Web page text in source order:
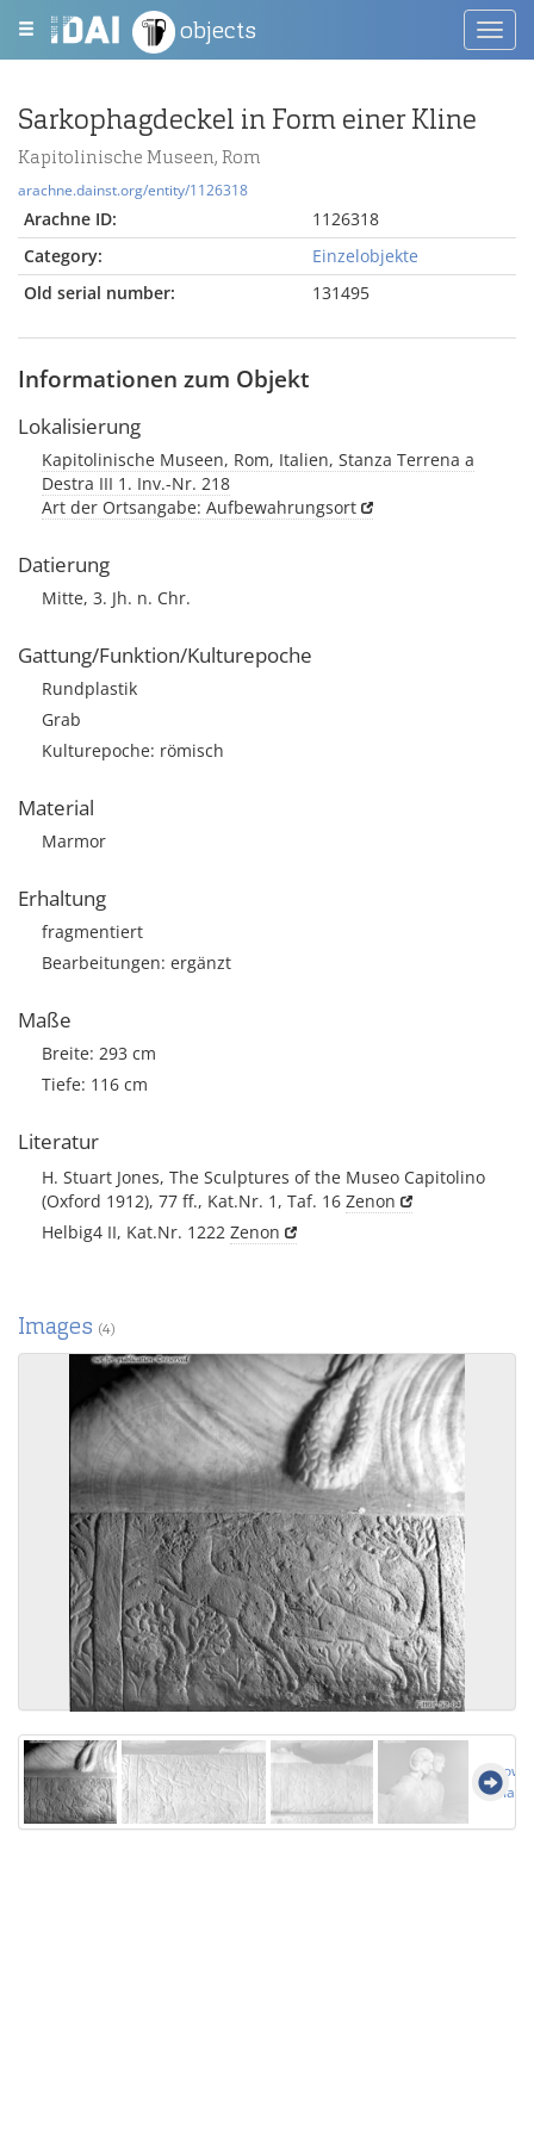
objects
Sarkophagdeckel in Form einer Kline
Kapitolinische Museen, Rom
arachne.dainst.org/entity/1126318
Arachne ID:
1126318
Category:
Einzelobjekte
Old serial number:
131495
Informationen zum Objekt
Lokalisierung
Kapitolinische Museen, Rom, Italien, Stanza Terrena a
Destra III 1. Inv.-Nr. 218
Art der Ortsangabe: Aufbewahrungsort
Datierung
Mitte, 3. Jh. n. Chr.
Gattung/Funktion/Kulturepoche
Rundplastik
Grab
Kulturepoche: römisch
Material
Marmor
Erhaltung
fragmentiert
Bearbeitungen: ergänzt
Maße
Breite: 293 cm
Tiefe: 116 cm
Literatur
H. Stuart Jones, The Sculptures of the Museo Capitolino
(Oxford 1912), 77 ff., Kat.Nr. 1, Taf. 16 Zenon
Helbig4 II, Kat.Nr. 1222 Zenon
Images (4)
Show